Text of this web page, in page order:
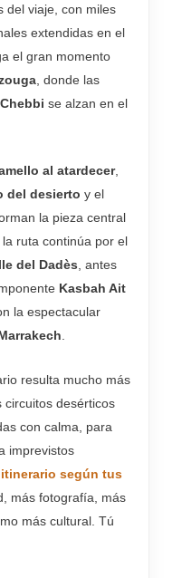
del viaje, con miles
extendidas en el
el gran momento
, donde las
se alzan en el
al atardecer,
del desierto y el
la pieza central
ruta continúa por el
del Dadès , antes
Kasbah Ait
la espectacular
resulta mucho más
circuitos desérticos
con calma, para
imprevistos
según tus
más fotografía, más
más cultural. Tú